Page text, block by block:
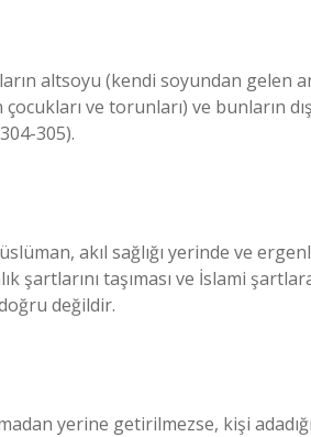
altsoyu (kendi soyundan gelen
ve torunları) ve bunların
305).
akıl sağlığı yerinde ve
şartlarını taşıması ve İslami
değildir.
yerine getirilmezse, kişi